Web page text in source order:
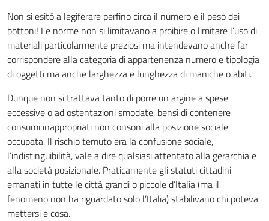
Non si esitò a legiferare perfino circa il numero e il peso dei
bottoni! Le norme non si limitavano a proibire o limitare l’uso di
materiali particolarmente preziosi ma intendevano anche far
corrispondere alla categoria di appartenenza numero e tipologia
di oggetti ma anche larghezza e lunghezza di maniche o abiti.
Dunque non si trattava tanto di porre un argine a spese
eccessive o ad ostentazioni smodate, bensì di contenere
consumi inappropriati non consoni alla posizione sociale
occupata. Il rischio temuto era la confusione sociale,
l’indistinguibilità, vale a dire qualsiasi attentato alla gerarchia e
alla società posizionale. Praticamente gli statuti cittadini
emanati in tutte le città grandi o piccole d’Italia (ma il
fenomeno non ha riguardato solo l’Italia) stabilivano chi poteva
mettersi e cosa.